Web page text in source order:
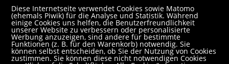
Impressum
Datenschutz- und Cookieerklärung
Freund:innen
Service
Diese Internetseite verwendet Cookies sowie Matomo
(ehemals Piwik) für die Analyse und Statistik. Während
einige Cookies uns helfen, die Benutzerfreundlichkeit
unserer Website zu verbessern oder personalisierte
Werbung anzuzeigen, sind andere für bestimmte
Funktionen (z. B. für den Warenkorb) notwendig. Sie
können selbst entscheiden, ob Sie der Nutzung von Cookies
zustimmen. Sie können diese nicht notwendigen Cookies